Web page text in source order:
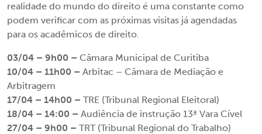
realidade do mundo do direito é uma constante como
podem verificar com as próximas visitas já agendadas
para os acadêmicos de direito.
03/04 – 9h00 – Câmara Municipal de Curitiba
10/04 – 11h00 – Arbitac – Câmara de Mediação e
Arbitragem
17/04 – 14h00 – TRE (Tribunal Regional Eleitoral)
18/04 – 14:00 – Audiência de instrução 13ª Vara Cível
27/04 – 9h00 – TRT (Tribunal Regional do Trabalho)